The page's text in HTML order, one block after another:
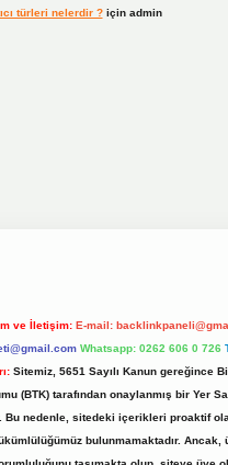
türleri nelerdir ?için admin
ve İletişim: E-mail:
Whatsapp: 0262 606 0 726
Sitemiz, 5651 Sayılı Kanun gereğince
(BTK) tarafından onaylanmış bir Yer
Bu nedenle, sitedeki içerikleri proaktif
bulunmamaktadır. Ancak,